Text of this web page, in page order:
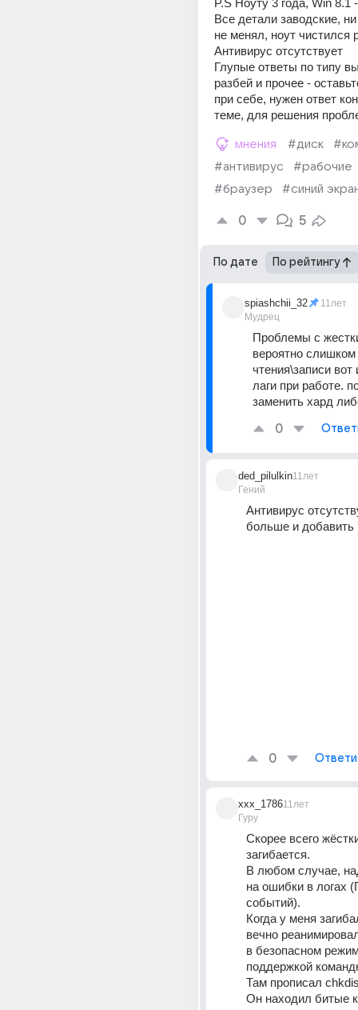
P.S Ноуту 3 года, Win 8.1
Все детали заводские, ни
не менял, ноут чистился
Антивирус отсутствует
Глупые ответы по типу
разбей и прочее -
при себе, нужен ответ
теме, для решения
мнения #диск
#антивирус
#рабочие
#браузер
#синий
0 5
По дате По рейтингу
spiashchii_32
Мудрец
11лет
Проблемы с
вероятно
чтения\записи вот
лаги при работе.
заменить хард
0
ded_pilulkin
Гений
11лет
Антивирус
больше и добавить
0
xxx_1786
Гуру
11лет
Скорее всего
загибается.
В любом случае,
на ошибки в логах
событий).
Когда у меня
вечно
в безопасном
поддержкой
Там прописал
Он находил битые